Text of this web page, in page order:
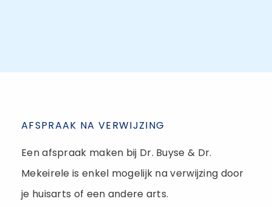
AFSPRAAK NA VERWIJZING
Een afspraak maken bij Dr. Buyse & Dr.
Mekeirele is enkel mogelijk na verwijzing door
je huisarts of een andere arts.